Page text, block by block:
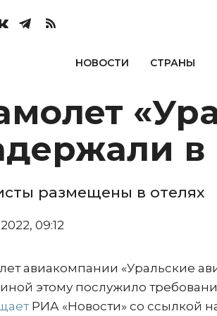
НОВОСТИ СТРАНЫ
в
размещены в отелях
09:12
авиакомпании «Уральские
этому послужило
РИА «Новости» со ссылкой